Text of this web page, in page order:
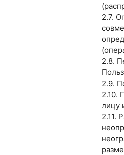
2.7.
2.8.
2.9.
2.10.
лицу
2.11.